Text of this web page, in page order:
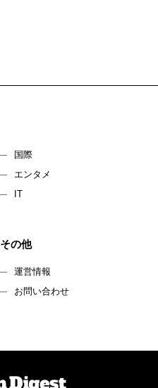
国際
エンタメ
IT
その他
運営情報
お問い合わせ